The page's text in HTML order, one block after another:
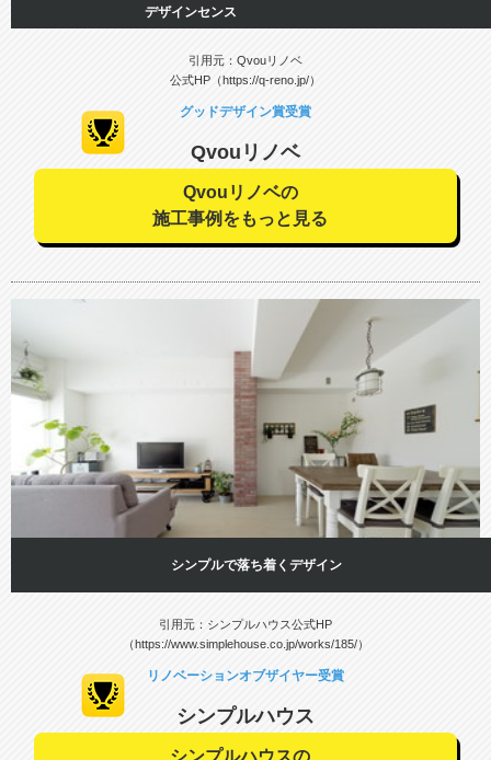
デザインセンス
引用元：Qvouリノベ
公式HP（https://q-reno.jp/）
グッドデザイン賞受賞
Qvouリノベ
Qvouリノベの
施工事例をもっと見る
シンプルで落ち着くデザイン
引用元：シンプルハウス公式HP
（https://www.simplehouse.co.jp/works/185/）
リノベーションオブザイヤー受賞
シンプルハウス
シンプルハウスの